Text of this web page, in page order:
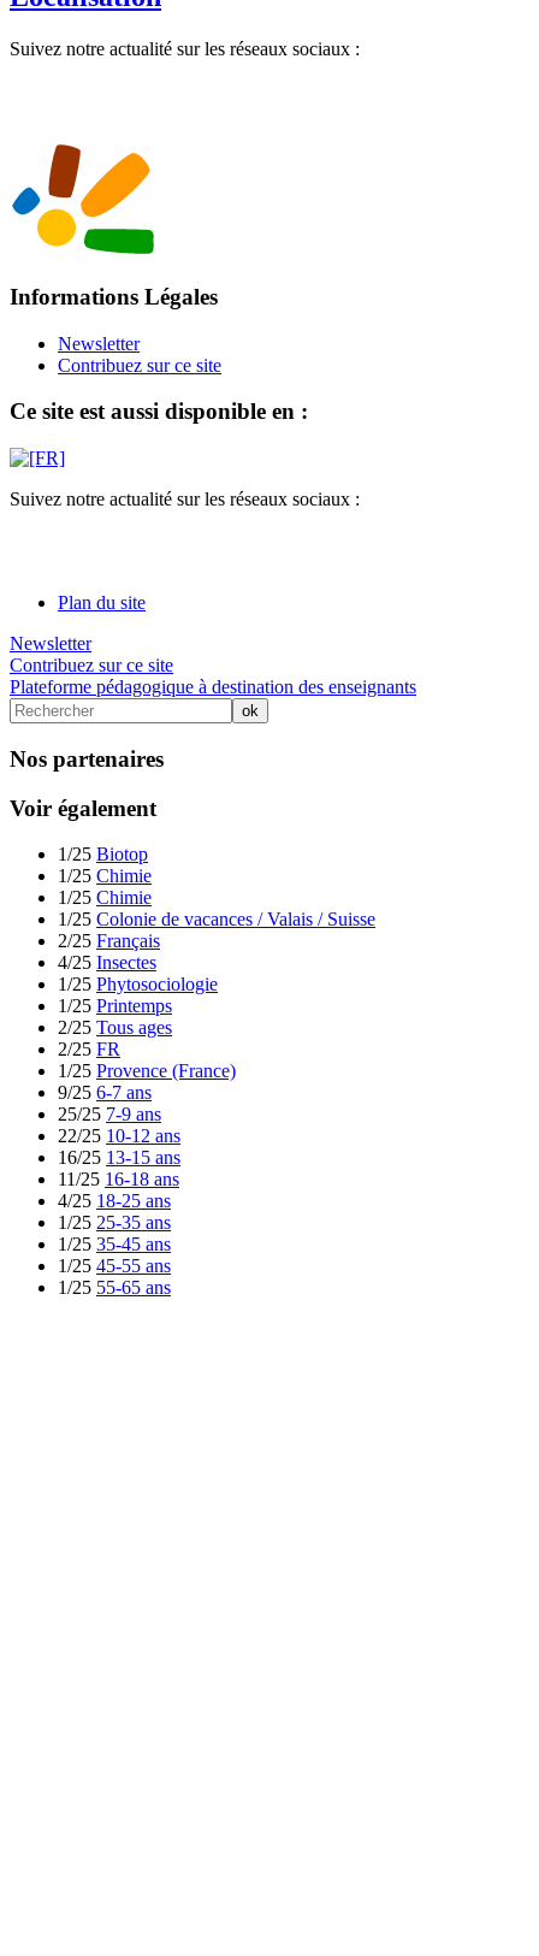
Suivez notre actualité sur les réseaux sociaux :
Informations Légales
Newsletter
Contribuez sur ce site
Ce site est aussi disponible en :
Suivez notre actualité sur les réseaux sociaux :
Plan du site
Newsletter
Contribuez sur ce site
Plateforme pédagogique à destination des enseignants
Nos partenaires
Voir également
1/25 Biotop
1/25 Chimie
1/25 Chimie
1/25 Colonie de vacances / Valais / Suisse
2/25 Français
4/25 Insectes
1/25 Phytosociologie
1/25 Printemps
2/25 Tous ages
2/25 FR
1/25 Provence (France)
9/25 6-7 ans
25/25 7-9 ans
22/25 10-12 ans
16/25 13-15 ans
11/25 16-18 ans
4/25 18-25 ans
1/25 25-35 ans
1/25 35-45 ans
1/25 45-55 ans
1/25 55-65 ans